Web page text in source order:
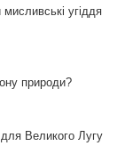
угіддя
природи?
Великого Лугу